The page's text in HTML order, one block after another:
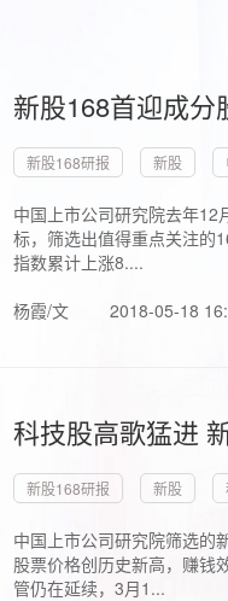
新股168首迎成
新股168研报 新股
中国上市公司研究院去年
标，筛选出值得重点关注的
指数累计上涨8....
杨霞/文
2018-05-18
科技股高歌猛进
新股168研报 新股
中国上市公司研究院筛选的
股票价格创历史新高，赚钱
管仍在延续，3月1...